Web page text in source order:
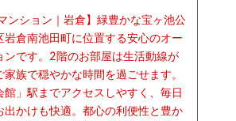
ンション｜岩倉】緑豊かな宝ヶ池公
岩倉南池田町に位置する安心のオー
ンです。2階のお部屋は生活動線が
家族で穏やかな時間を過ごせます。
館」駅までアクセスしやすく、毎日
出かけも快適。都心の利便性と豊か